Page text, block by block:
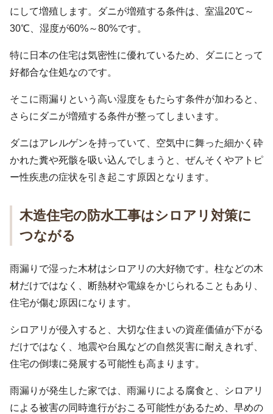
にして増殖します。ダニが増殖する条件は、室温20℃～
30℃、湿度が60%～80%です。
特に日本の住宅は気密性に優れているため、ダニにとって
好都合な住処なのです。
そこに雨漏りという高い湿度をもたらす条件が加わると、
さらにダニが増殖する条件が整ってしまいます。
ダニはアレルゲンを持っていて、空気中に舞った細かく砕
かれた糞や死骸を吸い込んでしまうと、ぜんそくやアトピ
ー性疾患の症状を引き起こす原因となります。
木造住宅の防水工事はシロアリ対策に
つながる
雨漏りで湿った木材はシロアリの大好物です。柱などの木
材だけではなく、断熱材や電線をかじられることもあり、
住宅が傷む原因になります。
シロアリが侵入すると、大切な住まいの資産価値が下がる
だけではなく、地震や台風などの自然災害に耐えきれず、
住宅の倒壊に発展する可能性も高まります。
雨漏りが発生した家では、雨漏りによる腐食と、シロアリ
による被害の同時進行がおこる可能性があるため、早めの